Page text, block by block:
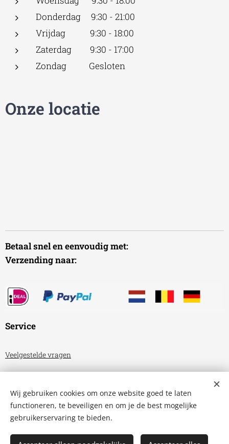
Donderdag 9:30 - 21:00
Vrijdag 9:30 - 18:00
Zaterdag 9:30 - 17:00
Zondag Gesloten
Onze locatie
Betaal snel en eenvoudig met:
Verzending naar:
Service
Veelgestelde vragen
Privacyverklaring
Aquariumhuis Friesland Cookies
Wij gebruiken cookies om onze website goed te laten
functioneren, te beveiligen en om je de best mogelijke
gebruikerservaring te bieden.